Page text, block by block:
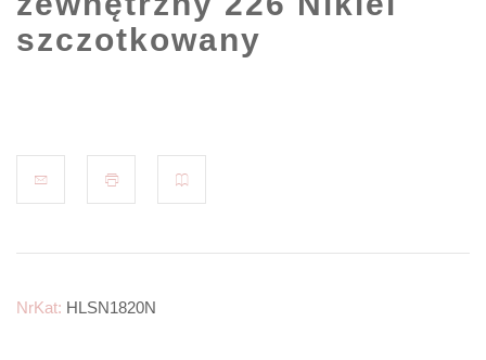
szczotkowany
NrKat: HLSN1820N